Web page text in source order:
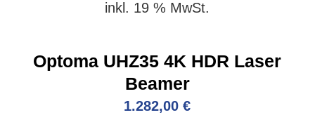
inkl. 19 % MwSt.
Optoma UHZ35 4K HDR Laser
Beamer
1.282,00€